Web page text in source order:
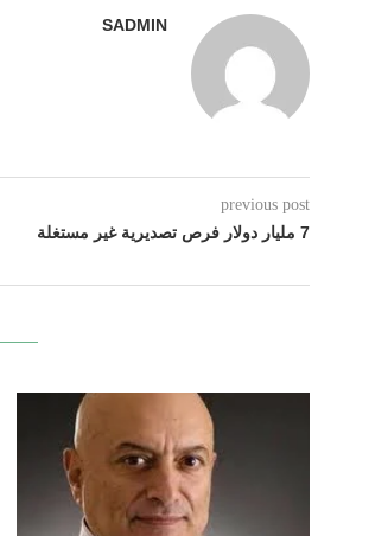
SADMIN
previous post
7 مليار دولار فرص تصديرية غير مستغلة